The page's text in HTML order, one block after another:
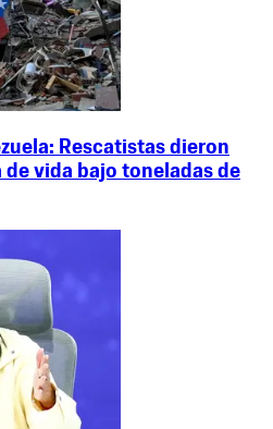
Rescatistas dieron
vida bajo toneladas de